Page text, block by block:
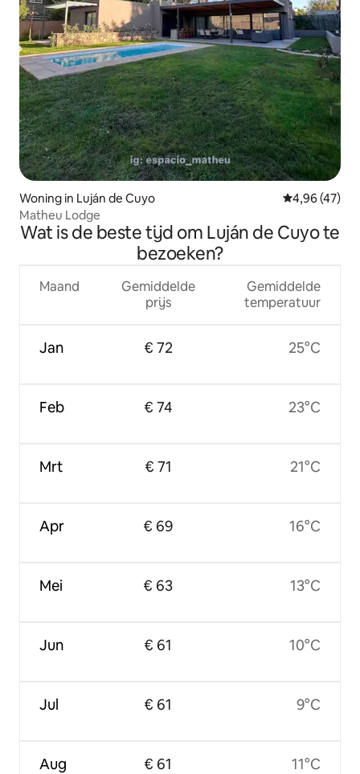
Woning in Luján de Cuyo Gemiddelde
4,96 (47)
Matheu Lodge
Wat is de beste tijd om Luján de Cuyo te
bezoeken?
Maand
Jan
Feb
Mrt
Apr
Mei
Jun
Jul
Aug
Gemiddelde
prijs
€ 72
€ 74
€ 71
€ 69
€ 63
€ 61
€ 61
€ 61
Gemiddelde
temperatuur
25°C
23°C
21°C
16°C
13°C
10°C
9°C
11°C